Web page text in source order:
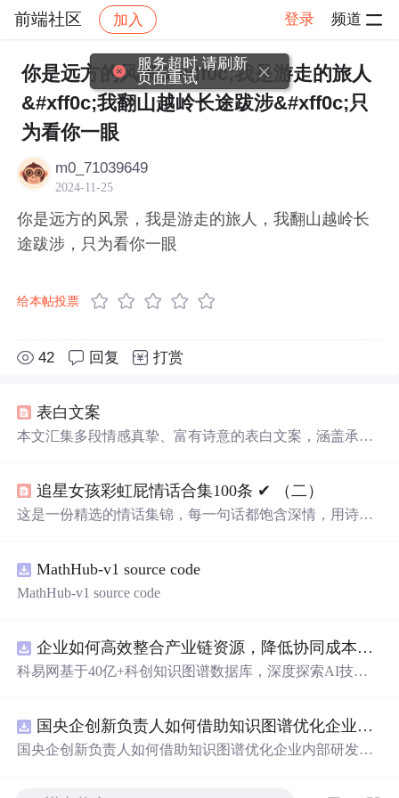
前端社区 加入 登录 频道
社区 前端社区 感慨 帖子详情
你是远方的风景&#xff0c;我是游走的旅人
&#xff0c;我翻山越岭长途跋涉&#xff0c;只
为看你一眼
m0_71039649
2024-11-25
你是远方的风景，我是游走的旅人，我翻山越岭长
途跋涉，只为看你一眼
给本帖投票
42 回复 打赏
表白文案
本文汇集多段情感真挚、富有诗意的表白文案，涵盖承
真挚情感与长期承诺，强调信息技术无关的情感传播价
值。
追星女孩彩虹屁情话合集100条 ✔︎ （二）
这是一份精选的情话集锦，每一句话都饱含深情，用诗意
的思念与热爱。
MathHub-v1 source code
MathHub-v1 source code
企业如何高效整合产业链资源，降低协同成本？.docx
科易网基于40亿+科创知识图谱数据库，深度探索AI技术
新领域的AI+数智化解决方案，推动科技创新与产业创新
智能化发展。
国央企创新负责人如何借助知识图谱优化企业内部研发资源协同？.docx
国央企创新负责人如何借助知识图谱优化企业内部研发资
服务超时,请刷新
页面重试